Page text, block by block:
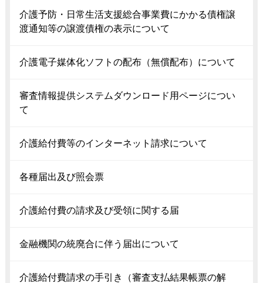
介護予防・日常生活支援総合事業費にかかる債権譲
渡通知等の譲渡債権の表示について
介護電子媒体化ソフトの配布（無償配布）について
審査情報提供システムダウンロード用ページについ
て
介護給付費等のインターネット請求について
各種届出及び照会票
介護給付費の請求及び受領に関する届
金融機関の統廃合に伴う届出について
介護給付費請求の手引き（審査支払結果帳票の解